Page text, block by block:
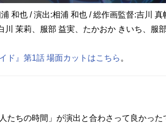
和也 / 演出:相浦 和也 / 総作画監督:吉川 真
川 茉莉、服部 益実、たかおか きいち、服
ド』第1話 場面カットはこちら 。
たちの時間」が演出と合わさって良かった